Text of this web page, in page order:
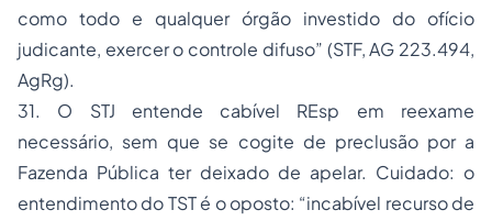
como todo e qualquer órgão investido do ofício
judicante, exercer o controle difuso” (STF, AG 223.494,
AgRg).
31. O STJ entende cabível REsp em reexame
necessário, sem que se cogite de preclusão por a
Fazenda Pública ter deixado de apelar. Cuidado: o
entendimento do TST é o oposto: “incabível recurso de